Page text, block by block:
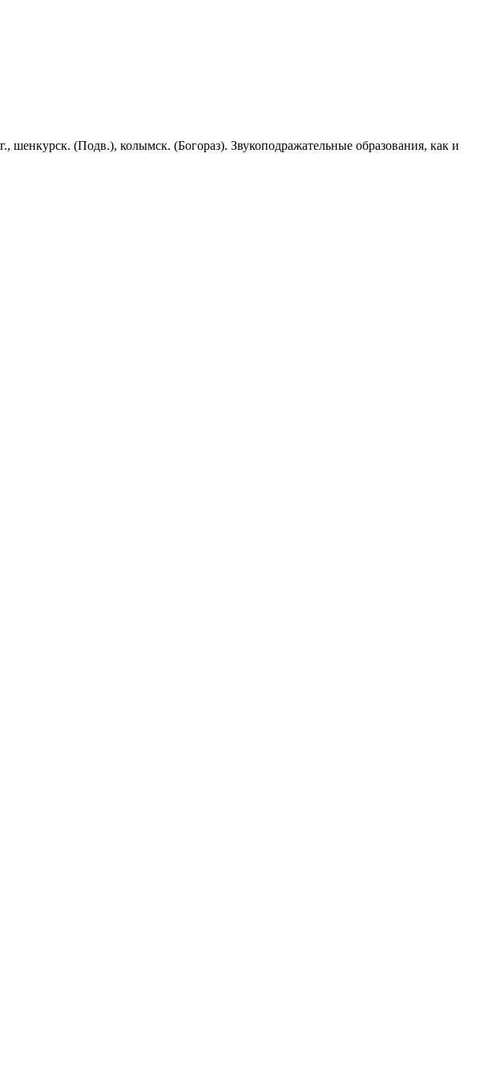
шенкурск. (Подв.), колымск. (Богораз). Звукоподражательные образования, как и